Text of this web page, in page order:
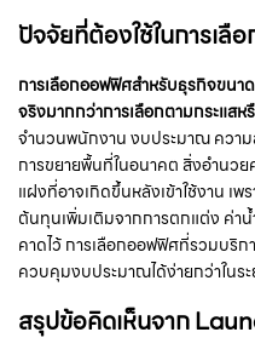
ปัจจัยที่ต้องใช้ในการเลือ
การเลือกออฟฟิศสำหรับธุรกิจขนา
จริงมากกว่าการเลือกตามกระแส
จำนวนพนักงาน งบประมาณ ความ
การขยายพื้นที่ในอนาคต สิ่งอำนว
แฝงที่อาจเกิดขึ้นหลังเข้าใช้งาน เ
ต้นทุนเพิ่มเติมจากการตกแต่ง ค่า
คาดไว้ การเลือกออฟฟิศที่รวมบริก
ควบคุมงบประมาณได้ง่ายกว่าในระ
สรุปข้อคิดเห็นจาก